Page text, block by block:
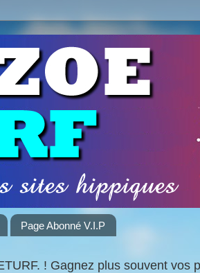
Page Abonné V.I.P
! Gagnez plus souvent vos